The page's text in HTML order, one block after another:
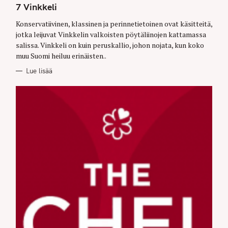
T
E
O
R
I
E
S
7 Vinkkeli
Konservatiivinen, klassinen ja perinnetietoinen ovat käsitteitä,
jotka leijuvat Vinkkelin valkoisten pöytäliinojen kattamassa
salissa. Vinkkeli on kuin peruskallio, johon nojata, kun koko
muu Suomi heiluu erinäisten..
Lue lisää